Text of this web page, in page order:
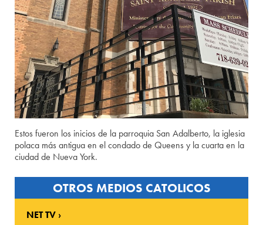
Estos fueron los inicios de la parroquia San Adalberto, la iglesia
polaca más antigua en el condado de Queens y la cuarta en la
ciudad de Nueva York.
OTROS MEDIOS CATOLICOS
NET TV